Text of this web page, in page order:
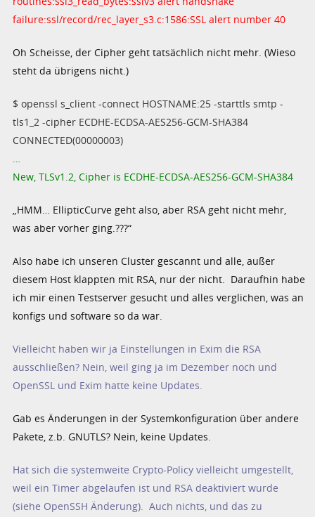
failure:ssl/record/rec_layer_s3.c:1586:SSL alert number 40
Oh Scheisse, der Cipher geht tatsächlich nicht mehr. (Wieso
steht da übrigens nicht.)
$ openssl s_client -connect HOSTNAME:25 -starttls smtp -
tls1_2 -cipher ECDHE-ECDSA-AES256-GCM-SHA384
CONNECTED(00000003)
…
New, TLSv1.2, Cipher is ECDHE-ECDSA-AES256-GCM-SHA384
„HMM… EllipticCurve geht also, aber RSA geht nicht mehr,
was aber vorher ging.???“
Also habe ich unseren Cluster gescannt und alle, außer
diesem Host klappten mit RSA, nur der nicht. Daraufhin habe
ich mir einen Testserver gesucht und alles verglichen, was an
konfigs und software so da war.
Vielleicht haben wir ja Einstellungen in Exim die RSA
ausschließen? Nein, weil ging ja im Dezember noch und
OpenSSL und Exim hatte keine Updates.
Gab es Änderungen in der Systemkonfiguration über andere
Pakete, z.b. GNUTLS? Nein, keine Updates.
Hat sich die systemweite Crypto-Policy vielleicht umgestellt,
weil ein Timer abgelaufen ist und RSA deaktiviert wurde
(siehe OpenSSH Änderung). Auch nichts, und das zu